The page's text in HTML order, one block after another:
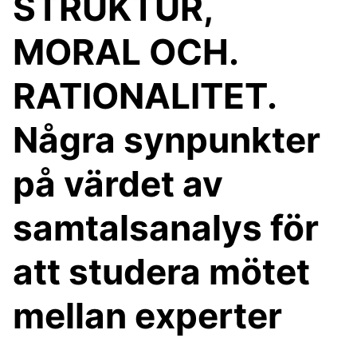
MORAL OCH.
RATIONALITET.
Några synpunkter
på värdet av
samtalsanalys för
att studera mötet
mellan experter